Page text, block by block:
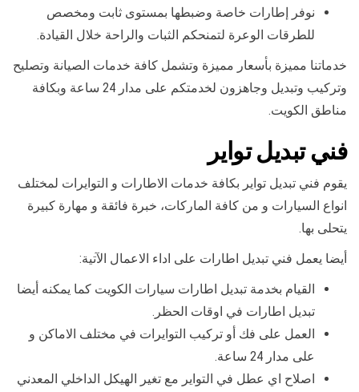
نوفر إطارات خاصة وضبطها بمستوى ثابت ومخصص
للطرقات الوعرة لتمنحكم الثبات والراحة خلال القيادة.
خدماتنا مميزة بأسعار مميزة وتشمل كافة خدمات الصيانة وتصليح
وتركيب وتبديل وجاهزون لخدمتكم على مدار 24 ساعة وبكافة
مناطق الكويت.
فني تبديل تواير
يقوم فني تبديل تواير بكافة خدمات الاطارات و التوايرات لمختلف
انواع السيارات و من كافة الماركات، خبرة فائقة و مهارة كبيرة
يتحلى بها.
أيضا يعمل فني تبديل اطارات على اداء الاعمال الآتية:
القيام بخدمة تبديل اطارات سيارات الكويت كما يمكنه أيضا
تبديل اطارات في اوقات الحظر.
العمل على فك أو تركيب التوايرات في مختلف الاماكن و
على مدار 24 ساعة.
اصلاح اي عطل في التواير مع تغير الهيكل الداخلي المعدني